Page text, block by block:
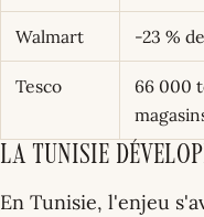
Walmart -23 %
Tesco
66 000
La Tunisie
En Tunisie, l'enjeu